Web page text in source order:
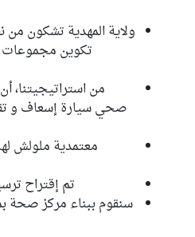
ولاية المهدية تشكون
تكوين
من استراتيجيتنا،
صحي سيارة إسعاف و
معتمدية ملولش
تم إقتراح ترسيم 3 مشاريع
سنقوم ببناء مركز صحة